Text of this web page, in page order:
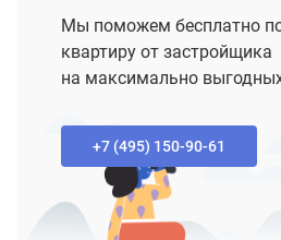
Мы поможем бесплатно
квартиру от застройщика
на максимально
+7 (495) 150-90-61‬